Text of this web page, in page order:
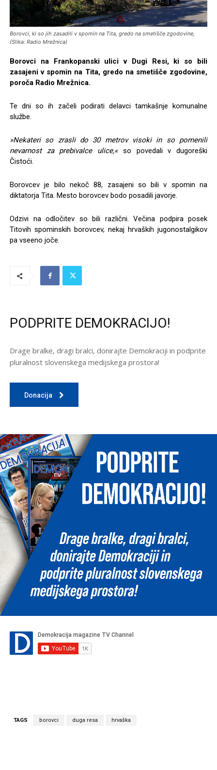
Borovci, ki so jih zasadili v spomin na Tita, gredo na smetišče zgodovine,
(Slika: Radio Mrežnica)
Borovci na Frankopanski ulici v Dugi Resi, ki so bili
zasajeni v spomin na Tita, gredo na smetišče zgodovine,
poroča Radio Mrežnica.
Te dni so ih začeli podirati delavci tamkašnje komunalne
službe.
»Nekateri so zrasli do 30 metrov visoki in so pomenili
nevarnost za prebivalce ulice,«so povedali v dugoreški
Čistoći.
Borovcev je bilo nekoč 88, zasajeni so bili v spomin na
diktatorja Tita. Mesto borovcev bodo posadili javorje.
Odzivi na odločitev so bili različni. Večina podpira posek
Titovih spominskih borovcev, nekaj hrvaških jugonostalgikov
pa vseeno joče.
PODPRITE DEMOKRACIJO!
Drage bralke, dragi bralci, donirajte Demokraciji in podprite
pluralnost slovenskega medijskega prostora!
Donacija
TAGS borovci duga resa hrvaška